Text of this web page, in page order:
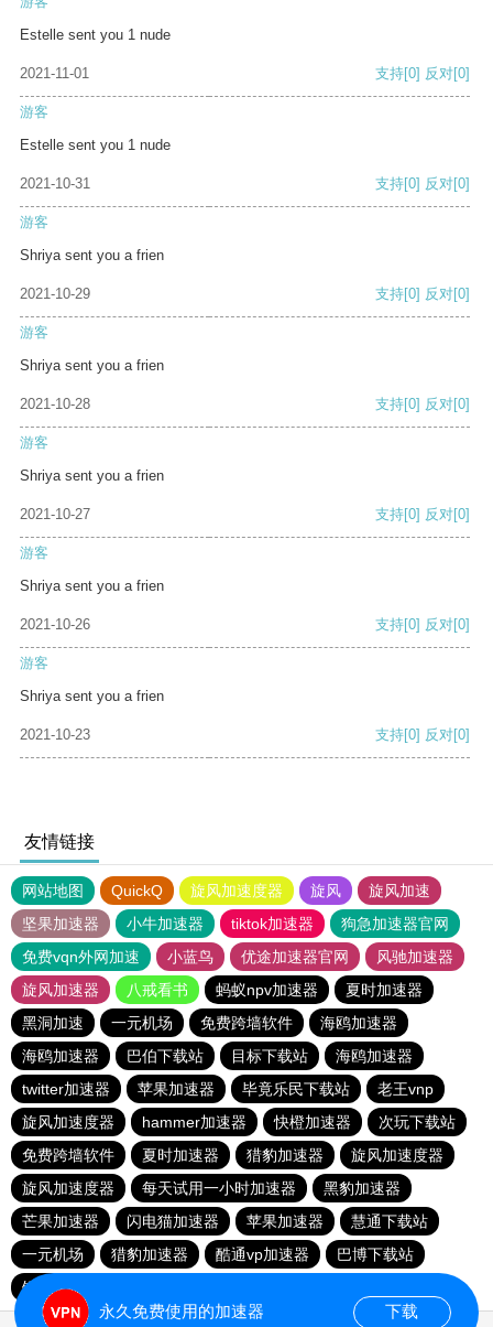
Estelle sent you 1 nude
2021-11-01 支持[0] 反对[0]
游客
Estelle sent you 1 nude
2021-10-31 支持[0] 反对[0]
游客
Shriya sent you a frien
2021-10-29 支持[0] 反对[0]
游客
Shriya sent you a frien
2021-10-28 支持[0] 反对[0]
游客
Shriya sent you a frien
2021-10-27 支持[0] 反对[0]
游客
Shriya sent you a frien
2021-10-26 支持[0] 反对[0]
游客
Shriya sent you a frien
2021-10-23 支持[0] 反对[0]
友情链接
网站地图 QuickQ 旋风加速度器 旋风
旋风加速
坚果加速器
小牛加速器 tiktok加速器
狗急加速器官网
免费vqn外网加速
小蓝鸟 优途加速器官网
风驰加速器
旋风加速器
八戒看书 蚂蚁npv加速器
夏时加速器
黑洞加速
一元机场 免费跨墙软件
海鸥加速器
海鸥加速器
巴伯下载站 目标下载站
海鸥加速器
twitter加速器
苹果加速器 毕竟乐民下载站
老王vnp
旋风加速度器
hammer加速器 快橙加速器
次玩下载站
免费跨墙软件
夏时加速器 猎豹加速器
旋风加速度器
旋风加速度器
每天试用一小时加速器
黑豹加速器
芒果加速器
闪电猫加速器 苹果加速器
慧通下载站
一元机场
猎豹加速器 酷通vp加速器
巴博下载站
银河加速器
永久免费使用的加速器 下载